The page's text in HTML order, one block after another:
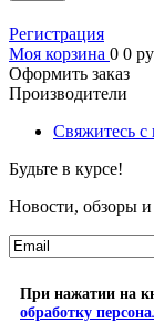
Регистрация
Моя корзина 0 0
Оформить заказ
Производители
Свяжитесь с
Будьте в курсе!
Новости, обзоры
При нажатии на
обработку